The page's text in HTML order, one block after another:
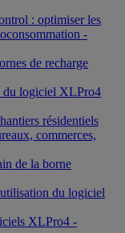
: optimiser les
-
de recharge
du logiciel XLPro4
résidentiels
commerces,
de la borne
du logiciel
XLPro4 -